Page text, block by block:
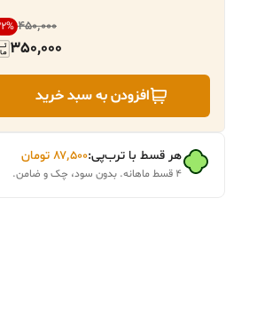
۴۵۰٬۰۰۰ %
350,000
افزودن به سبد خرید
هر قسط با ترب‌پی:۸۷٬۵۰۰ تومان
۴ قسط ماهانه. بدون سود، چک و ضامن.